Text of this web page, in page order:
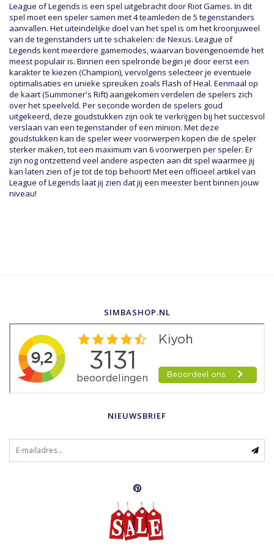
League of Legends is een spel uitgebracht door Riot Games. In dit
spel moet een speler samen met 4 teamleden de 5 tegenstanders
aanvallen. Het uiteindelijke doel van het spel is om het kroonjuweel
van de tegenstanders uit te schakelen: de Nexus. League of
Legends kent meerdere gamemodes, waarvan bovengenoemde het
meest populair is. Binnen een spelronde begin je door eerst een
karakter te kiezen (Champion), vervolgens selecteer je eventuele
optimalisaties en unieke spreuken zoals Flash of Heal. Eenmaal op
de kaart (Summoner's Rift) aangekomen verdelen de spelers zich
over het speelveld. Per seconde worden de spelers goud
uitgekeerd, deze goudstukken zijn ook te verkrijgen bij het succesvol
verslaan van een tegenstander of een minion. Met deze
goudstukken kan de speler weer voorwerpen kopen die de speler
sterker maken, tot een maximum van 6 voorwerpen per speler. Er
zijn nog ontzettend veel andere aspecten aan dit spel waarmee jij
kan laten zien of je tot de top behoort! Met een officieel artikel van
League of Legends laat jij zien dat jij een meester bent binnen jouw
niveau!
SIMBASHOP.NL
NIEUWSBRIEF